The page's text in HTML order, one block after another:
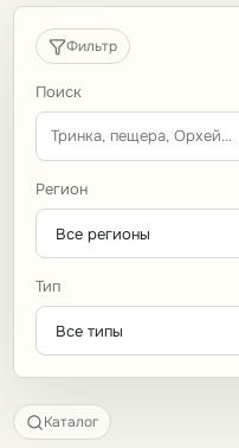
Фильтр
Поиск
Регион
Тип
Каталог